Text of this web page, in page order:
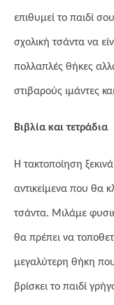
επιθυμεί το παιδί
σχολική τσάντα να
πολλαπλές θήκες
στιβαρούς ιμάντες
Βιβλία και τετράδια
Η τακτοποίηση
αντικείμενα που θα
τσάντα. Μιλάμε
θα πρέπει να
μεγαλύτερη θήκη
βρίσκει το παιδί